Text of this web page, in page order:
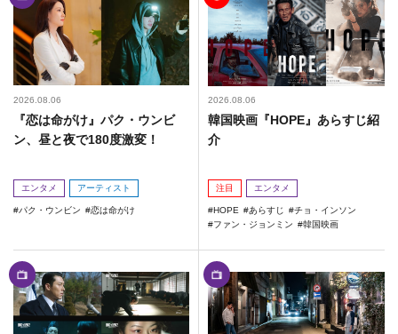
2026.08.06
『恋は命がけ』パク・ウンビ
ン、昼と夜で180度激変！
エンタメ アーティスト
パク・ウンビン 恋は命がけ
2026.08.06
韓国映画『HOPE』あらすじ紹
介
注目 エンタメ
HOPE あらすじ
チョ・インソン
ファン・ジョンミン
韓国映画